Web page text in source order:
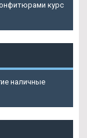
курс
наличные